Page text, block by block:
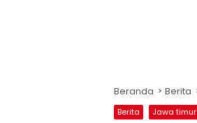
Beranda Berita
Berita Jawa timur